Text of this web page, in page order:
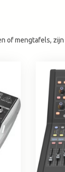
of mengtafels,